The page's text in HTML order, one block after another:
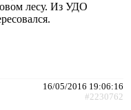
лесу. Из УДО
16/05/2016 19:06:16
#2230762